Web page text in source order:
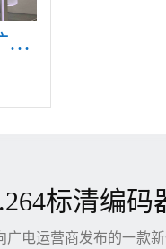
高斯贝尔产品线全面扩展，众多新产品亮相CommunicAsia 2019
标清编码
广电运营商发布的一款